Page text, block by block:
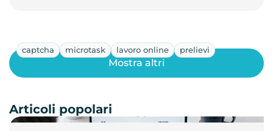
captcha microtask lavoro online prelievi
Mostra altri
Articoli popolari